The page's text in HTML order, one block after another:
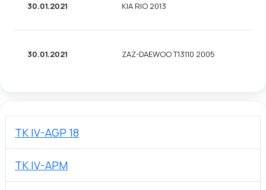
30.01.2021 KIA RIO 2013
30.01.2021 ZAZ-DAEWOO T13110 2005
TK IV-AGP 18
TK IV-APM